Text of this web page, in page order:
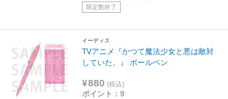
限定数終了
イーディス
TVアニメ『かつて魔法少女と悪は敵対
していた。』 ボールペン
¥880 (税込)
ポイント：9